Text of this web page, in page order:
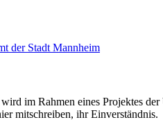
im Rahmen eines Projektes
mitschreiben, ihr Einverständnis.